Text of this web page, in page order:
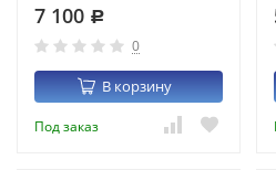
7 100 Р
0
В корзину
Под заказ